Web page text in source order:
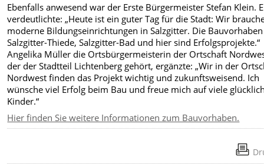
Ebenfalls anwesend war der Erste Bürgermeister Stefan Klein.
verdeutlichte: „Heute ist ein guter Tag für die Stadt: Wir
moderne Bildungseinrichtungen in Salzgitter. Die
Salzgitter-Thiede, Salzgitter-Bad und hier sind Erfolgsprojekte.“
Angelika Müller die Ortsbürgermeisterin der Ortschaft
der der Stadtteil Lichtenberg gehört, ergänzte: „Wir in der
Nordwest finden das Projekt wichtig und zukunftsweisend. Ich
wünsche viel Erfolg beim Bau und freue mich auf viele
Kinder.“
Hier finden Sie weitere Informationen zum Bauvorhaben.